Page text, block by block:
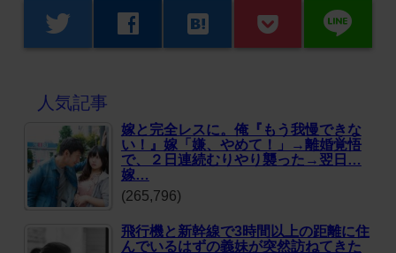
twitter facebook hatenabookmark line
人気記事
嫁と完全レスに。俺『もう我慢できな
い！』嫁「嫌、やめて！」→離婚覚悟
で、２日連続むりやり襲った→翌日…
嫁…
(265,796)
飛行機と新幹線で3時間以上の距離に住
んでいるはずの義妹が突然訪ねてきた